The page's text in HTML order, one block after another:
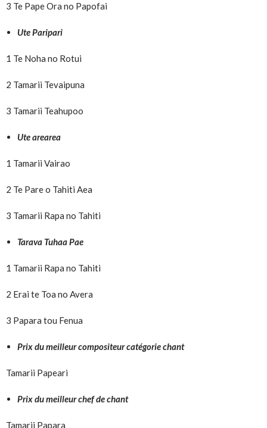
3 Te Pape Ora no Papofai
Ute Paripari
1 Te Noha no Rotui
2 Tamarii Tevaipuna
3 Tamarii Teahupoo
Ute arearea
1 Tamarii Vairao
2 Te Pare o Tahiti Aea
3 Tamarii Rapa no Tahiti
Tarava Tuhaa Pae
1 Tamarii Rapa no Tahiti
2 Erai te Toa no Avera
3 Papara tou Fenua
Prix du meilleur compositeur catégorie chant
Tamarii Papeari
Prix du meilleur chef de chant
Tamarii Papara